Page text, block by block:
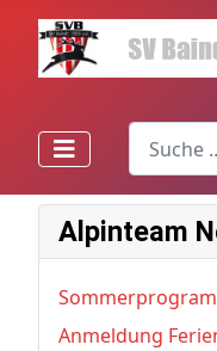
Search
Type 2
Alpinteam
Anmeldung